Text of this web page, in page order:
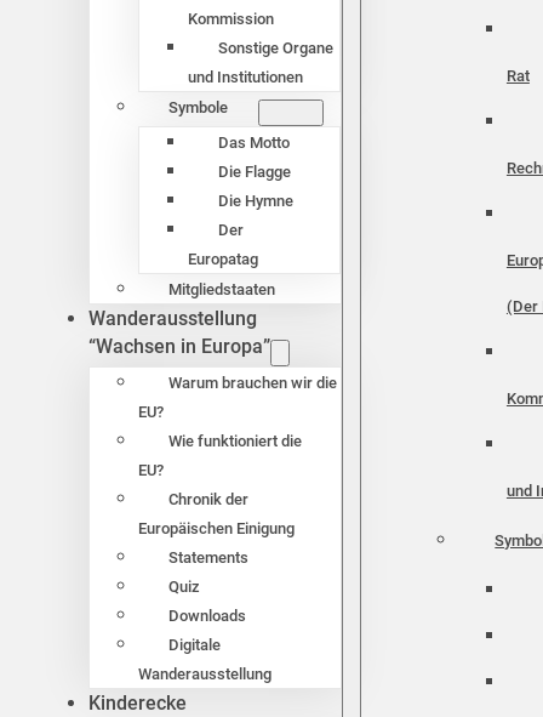
Kommission
Sonstige Organe
und Institutionen
Symbole
Das Motto
Die Flagge
Die Hymne
Der
Europatag
Mitgliedstaaten
Wanderausstellung
“Wachsen in Europa”
Warum brauchen wir die
EU?
Wie funktioniert die
EU?
Chronik der
Europäischen Einigung
Statements
Quiz
Downloads
Digitale
Wanderausstellung
Kinderecke
Rat
(Der
und